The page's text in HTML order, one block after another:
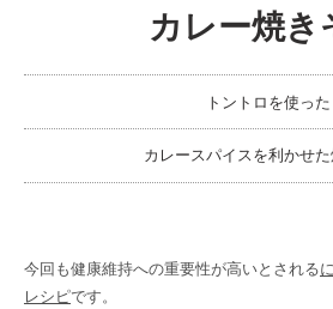
カレー焼き
トントロを使った
カレースパイスを利かせ
今回も健康維持への重要性が高いとされる
レシピです。